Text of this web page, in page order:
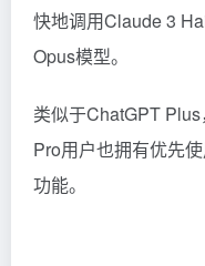
快地调用Claude 3
Opus模型。
类似于ChatGPT
Pro用户也拥有优先
功能。